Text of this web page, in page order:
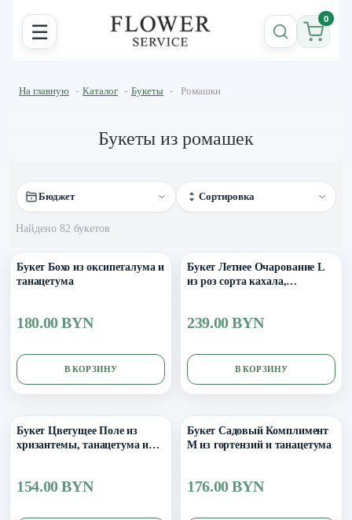
☰ 0
На главную - Каталог - Букеты - Ромашки
Букеты из ромашек
Бюджет Сортировка
Найдено 82 букетов
Букет Бохо из оксипеталума и
танацетума
180.00 BYN
В КОРЗИНУ
Букет Летнее Очарование L
из роз сорта кахала,
239.00 BYN
В КОРЗИНУ
Букет Цветущее Поле из
хризантемы, танацетума и
154.00 BYN
Букет Садовый Комплимент
M из гортензий и танацетума
176.00 BYN